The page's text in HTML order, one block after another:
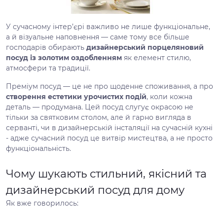
У сучасному інтер’єрі важливо не лише функціональне,
а й візуальне наповнення — саме тому все більше
господарів обирають дизайнерський порцеляновий
посуд із золотим оздобленням як елемент стилю,
атмосфери та традиції.
Преміум посуд — це не про щоденне споживання, а про
створення естетики урочистих подій, коли кожна
деталь — продумана. Цей посуд слугує окрасою не
тільки за святковим столом, але й гарно вигляда в
серванті, чи в дизайнерській інсталяції на сучасній кухні
- адже сучасний посуд це витвір мистецтва, а не просто
функціональність.
Чому шукають стильний, якісний та
дизайнерський посуд для дому
Як вже говорилось: